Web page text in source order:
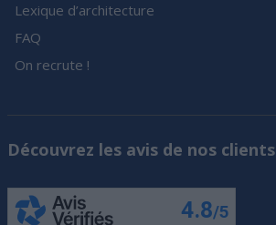
Lexique d’architecture
FAQ
On recrute !
Découvrez les avis de nos clients